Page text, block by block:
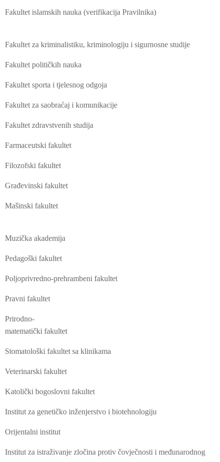
Fakultet islamskih nauka (verifikacija Pravilnika)
Fakultet za kriminalistiku, kriminologiju i sigurnosne studije
Fakultet političkih nauka
Fakultet sporta i tjelesnog odgoja
Fakultet za saobraćaj i komunikacije
Fakultet zdravstvenih studija
Farmaceutski fakultet
Filozofski fakultet
Građevinski fakultet
Mašinski fakultet
Muzička akademija
Pedagoški fakultet
Poljoprivredno-prehrambeni fakultet
Pravni fakultet
Prirodno-
matematički fakultet
Stomatološki fakultet sa klinikama
Veterinarski fakultet
Katolički bogoslovni fakultet
Institut za genetičko inženjerstvo i biotehnologiju
Orijentalni institut
Institut za istraživanje zločina protiv čovječnosti i međunarodnog